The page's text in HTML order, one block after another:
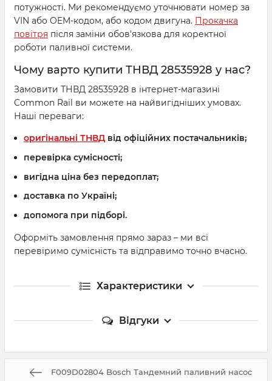
потужності. Ми рекомендуємо уточнювати номер за
VIN або OEM-кодом, або кодом двигуна. Прокачка
повітря після заміни обов'язкова для коректної
роботи паливної системи.
Чому варто купити ТНВД 28535928 у нас?
Замовити ТНВД 28535928 в інтернет-магазині
Common Rail ви можете на найвигідніших умовах.
Наші переваги:
оригінальні ТНВД від офіційних постачальників;
перевірка сумісності;
вигідна ціна без передоплат;
доставка по Україні;
допомога при підборі.
Оформіть замовлення прямо зараз – ми всі
перевіримо сумісність та відправимо точно вчасно.
Характеристики
Відгуки
F009D02804 Bosch Тандемний паливний насос